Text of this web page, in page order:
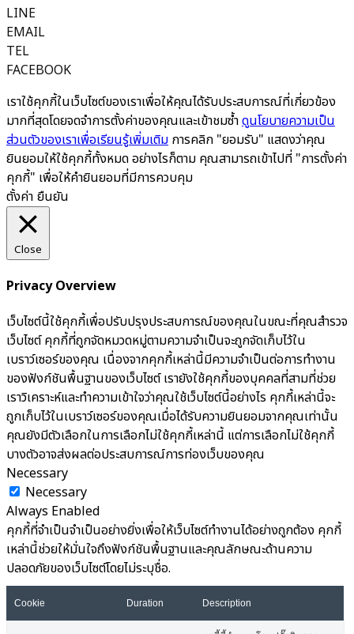
LINE
EMAIL
TEL
FACEBOOK
เราใช้คุกกี้ในเว็บไซต์ของเราเพื่อให้คุณได้รับประสบการณ์ที่เกี่ยวข้อง
มากที่สุดโดยจดจำการตั้งค่าของคุณและเข้าชมซ้ำดูนโยบายความเป็น
ส่วนตัวของเราเพื่อเรียนรู้เพิ่มเติม การคลิก "ยอมรับ" แสดงว่าคุณ
ยินยอมให้ใช้คุกกี้ทั้งหมด อย่างไรก็ตาม คุณสามารถเข้าไปที่ "การตั้งค่า
คุกกี้" เพื่อให้คำยินยอมที่มีการควบคุม
ตั้งค่า ยืนยัน
Close
Privacy Overview
เว็บไซต์นี้ใช้คุกกี้เพื่อปรับปรุงประสบการณ์ของคุณในขณะที่คุณสำรวจ
เว็บไซต์ คุกกี้ที่ถูกจัดหมวดหมู่ตามความจำเป็นจะถูกจัดเก็บไว้ใน
เบราว์เซอร์ของคุณ เนื่องจากคุกกี้เหล่านี้มีความจำเป็นต่อการทำงาน
ของฟังก์ชันพื้นฐานของเว็บไซต์ เรายังใช้คุกกี้ของบุคคลที่สามที่ช่วย
เราวิเคราะห์และทำความเข้าใจว่าคุณใช้เว็บไซต์นี้อย่างไร คุกกี้เหล่านี้จะ
ถูกเก็บไว้ในเบราว์เซอร์ของคุณเมื่อได้รับความยินยอมจากคุณเท่านั้น
คุณยังมีตัวเลือกในการเลือกไม่ใช้คุกกี้เหล่านี้ แต่การเลือกไม่ใช้คุกกี้
บางตัวอาจส่งผลต่อประสบการณ์การท่องเว็บของคุณ
Necessary
Necessary
Always Enabled
คุกกี้ที่จำเป็นจำเป็นอย่างยิ่งเพื่อให้เว็บไซต์ทำงานได้อย่างถูกต้อง คุกกี้
เหล่านี้ช่วยให้มั่นใจถึงฟังก์ชันพื้นฐานและคุณลักษณะด้านความ
ปลอดภัยของเว็บไซต์โดยไม่ระบุชื่อ.
Cookie Duration Description